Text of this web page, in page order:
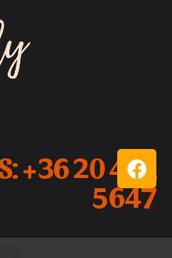
+36 20 431
5647